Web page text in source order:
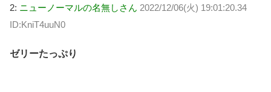
2: ニューノーマルの名無しさん 2022/12/06(火) 19:01:20.34
ID:KniT4uuN0
ゼリーたっぷり